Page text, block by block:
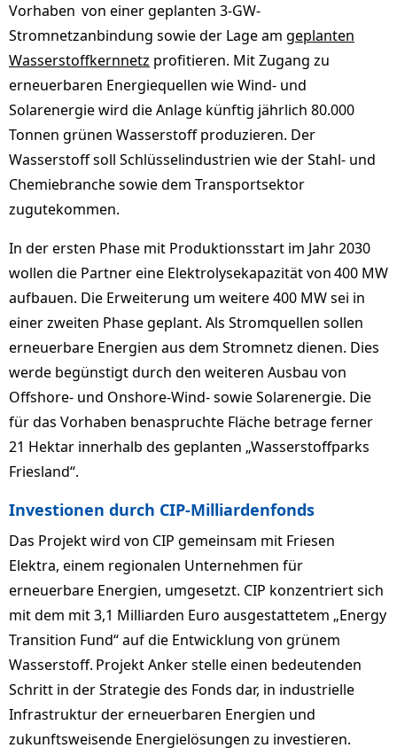
Vorhaben von einer geplanten 3-GW-
Stromnetzanbindung sowie der Lage am geplanten
Wasserstoffkernnetz profitieren. Mit Zugang zu
erneuerbaren Energiequellen wie Wind- und
Solarenergie wird die Anlage künftig jährlich 80.000
Tonnen grünen Wasserstoff produzieren. Der
Wasserstoff soll Schlüsselindustrien wie der Stahl- und
Chemiebranche sowie dem Transportsektor
zugutekommen.
In der ersten Phase mit Produktionsstart im Jahr 2030
wollen die Partner eine Elektrolysekapazität von 400 MW
aufbauen. Die Erweiterung um weitere 400 MW sei in
einer zweiten Phase geplant. Als Stromquellen sollen
erneuerbare Energien aus dem Stromnetz dienen. Dies
werde begünstigt durch den weiteren Ausbau von
Offshore- und Onshore-Wind- sowie Solarenergie. Die
für das Vorhaben benaspruchte Fläche betrage ferner
21 Hektar innerhalb des geplanten „Wasserstoffparks
Friesland“.
Investionen durch CIP-Milliardenfonds
Das Projekt wird von CIP gemeinsam mit Friesen
Elektra, einem regionalen Unternehmen für
erneuerbare Energien, umgesetzt. CIP konzentriert sich
mit dem mit 3,1 Milliarden Euro ausgestattetem „Energy
Transition Fund“ auf die Entwicklung von grünem
Wasserstoff. Projekt Anker stelle einen bedeutenden
Schritt in der Strategie des Fonds dar, in industrielle
Infrastruktur der erneuerbaren Energien und
zukunftsweisende Energielösungen zu investieren.